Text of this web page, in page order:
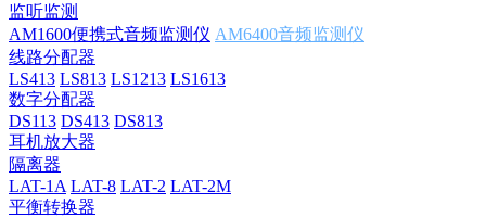
监听监测
AM1600便携式音频监测仪 AM6400音频监测仪
线路分配器
LS413 LS813 LS1213 LS1613
数字分配器
DS113 DS413 DS813
耳机放大器
隔离器
LAT-1A LAT-8 LAT-2 LAT-2M
平衡转换器